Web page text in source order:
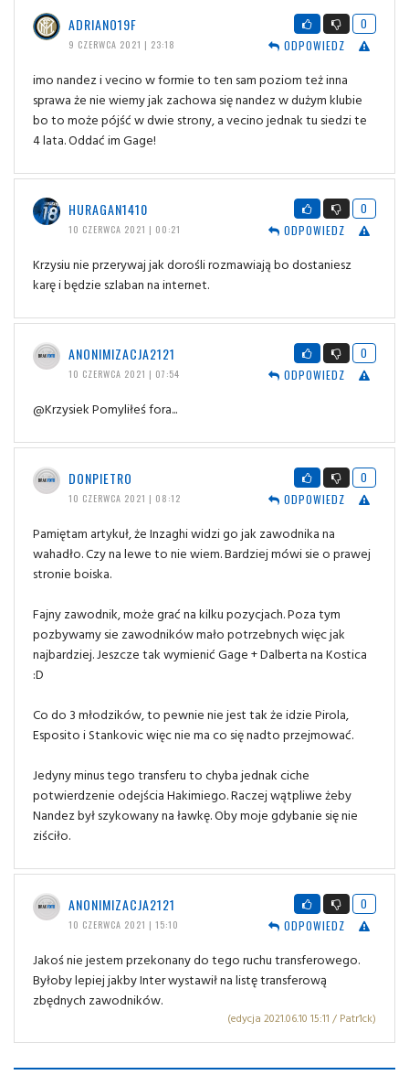
ADRIANO19F
9 CZERWCA 2021 | 23:18
0
ODPOWIEDZ
imo nandez i vecino w formie to ten sam poziom też inna
sprawa że nie wiemy jak zachowa się nandez w dużym klubie
bo to może pójść w dwie strony, a vecino jednak tu siedzi te
4 lata. Oddać im Gage!
HURAGAN1410
10 CZERWCA 2021 | 00:21
0
ODPOWIEDZ
Krzysiu nie przerywaj jak dorośli rozmawiają bo dostaniesz
karę i będzie szlaban na internet.
ANONIMIZACJA2121
10 CZERWCA 2021 | 07:54
0
ODPOWIEDZ
@Krzysiek Pomyliłeś fora...
DONPIETRO
10 CZERWCA 2021 | 08:12
0
ODPOWIEDZ
Pamiętam artykuł, że Inzaghi widzi go jak zawodnika na
wahadło. Czy na lewe to nie wiem. Bardziej mówi sie o prawej
stronie boiska.
Fajny zawodnik, może grać na kilku pozycjach. Poza tym
pozbywamy sie zawodników mało potrzebnych więc jak
najbardziej. Jeszcze tak wymienić Gage + Dalberta na Kostica
:D
Co do 3 młodzików, to pewnie nie jest tak że idzie Pirola,
Esposito i Stankovic więc nie ma co się nadto przejmować.
Jedyny minus tego transferu to chyba jednak ciche
potwierdzenie odejścia Hakimiego. Raczej wątpliwe żeby
Nandez był szykowany na ławkę. Oby moje gdybanie się nie
ziściło.
ANONIMIZACJA2121
10 CZERWCA 2021 | 15:10
0
ODPOWIEDZ
Jakoś nie jestem przekonany do tego ruchu transferowego.
Byłoby lepiej jakby Inter wystawił na listę transferową
zbędnych zawodników.
(edycja 2021.06.10 15:11 / Patr1ck)